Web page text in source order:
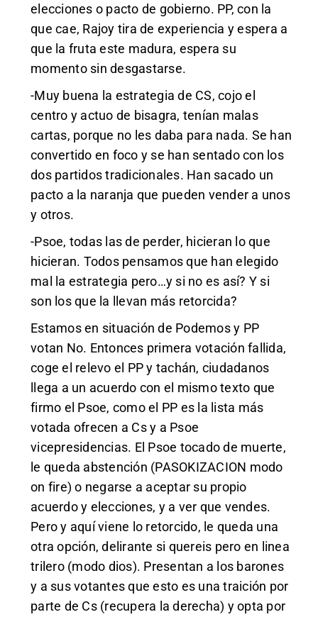
elecciones o pacto de gobierno. PP, con la
que cae, Rajoy tira de experiencia y espera a
que la fruta este madura, espera su
momento sin desgastarse.
-Muy buena la estrategia de CS, cojo el
centro y actuo de bisagra, tenían malas
cartas, porque no les daba para nada. Se han
convertido en foco y se han sentado con los
dos partidos tradicionales. Han sacado un
pacto a la naranja que pueden vender a unos
y otros.
-Psoe, todas las de perder, hicieran lo que
hicieran. Todos pensamos que han elegido
mal la estrategia pero…y si no es así? Y si
son los que la llevan más retorcida?
Estamos en situación de Podemos y PP
votan No. Entonces primera votación fallida,
coge el relevo el PP y tachán, ciudadanos
llega a un acuerdo con el mismo texto que
firmo el Psoe, como el PP es la lista más
votada ofrecen a Cs y a Psoe
vicepresidencias. El Psoe tocado de muerte,
le queda abstención (PASOKIZACION modo
on fire) o negarse a aceptar su propio
acuerdo y elecciones, y a ver que vendes.
Pero y aquí viene lo retorcido, le queda una
otra opción, delirante si quereis pero en linea
trilero (modo dios). Presentan a los barones
y a sus votantes que esto es una traición por
parte de Cs (recupera la derecha) y opta por